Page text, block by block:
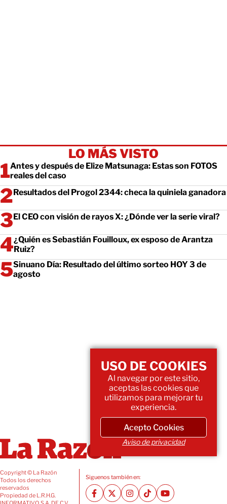
LO MÁS VISTO
Antes y después de Elize Matsunaga: Estas son FOTOS
reales del caso
Resultados del Progol 2344: checa la quiniela ganadora
El CEO con visión de rayos X: ¿Dónde ver la serie viral?
¿Quién es Sebastián Fouilloux, ex esposo de Arantza
Ruiz?
Sinuano Día: Resultado del último sorteo HOY 3 de
agosto
Copyright © La Razón
Todos los derechos
reservados
Propiedad de L.R.H.G.
Siguenos también en:
USO DE COOKIES
Al navegar por este sitio,
aceptas las cookies que
utilizamos para mejorar tu
experiencia.
Acepto Cookies
Aviso de privacidad